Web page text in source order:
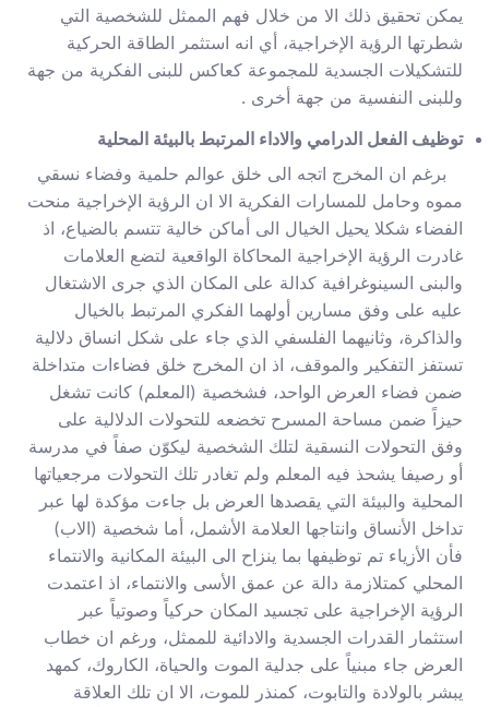
يمكن تحقيق ذلك الا من خلال فهم الممثل للشخصية التي
شطرتها الرؤية الإخراجية، أي انه استثمر الطاقة الحركية
للتشكيلات الجسدية للمجموعة كعاكس للبنى الفكرية من جهة
وللبنى النفسية من جهة أخرى .
توظيف الفعل الدرامي والاداء المرتبط بالبيئة المحلية
برغم ان المخرج اتجه الى خلق عوالم حلمية وفضاء نسقي
مموه وحامل للمسارات الفكرية الا ان الرؤية الإخراجية منحت
الفضاء شكلا يحيل الخيال الى أماكن خالية تتسم بالضياع، اذ
غادرت الرؤية الإخراجية المحاكاة الواقعية لتضع العلامات
والبنى السينوغرافية كدالة على المكان الذي جرى الاشتغال
عليه على وفق مسارين أولهما الفكري المرتبط بالخيال
والذاكرة، وثانيهما الفلسفي الذي جاء على شكل انساق دلالية
تستفز التفكير والموقف، اذ ان المخرج خلق فضاءات متداخلة
ضمن فضاء العرض الواحد، فشخصية (المعلم) كانت تشغل
حيزاً ضمن مساحة المسرح تخضعه للتحولات الدلالية على
وفق التحولات النسقية لتلك الشخصية ليكوّن صفاً في مدرسة
أو رصيفا يشحذ فيه المعلم ولم تغادر تلك التحولات مرجعياتها
المحلية والبيئة التي يقصدها العرض بل جاءت مؤكدة لها عبر
تداخل الأنساق وانتاجها العلامة الأشمل، أما شخصية (الاب)
فأن الأزياء تم توظيفها بما ينزاح الى البيئة المكانية والانتماء
المحلي كمتلازمة دالة عن عمق الأسى والانتماء، اذ اعتمدت
الرؤية الإخراجية على تجسيد المكان حركياً وصوتياً عبر
استثمار القدرات الجسدية والادائية للممثل، ورغم ان خطاب
العرض جاء مبنياً على جدلية الموت والحياة، الكاروك، كمهد
يبشر بالولادة والتابوت، كمنذر للموت، الا ان تلك العلاقة